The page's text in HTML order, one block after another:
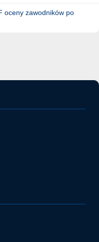
oceny zawodników po